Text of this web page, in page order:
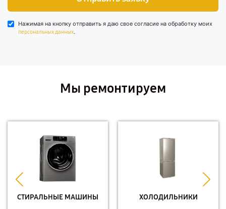
Нажимая на кнопку отправить я даю свое согласие на обработку моих
персональных данных.
Мы ремонтируем
СТИРАЛЬНЫЕ МАШИНЫ ХОЛОДИЛЬНИКИ